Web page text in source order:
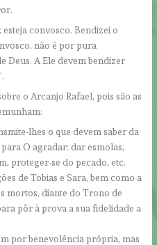
esteja convosco. Bendizei o
não é por pura
Deus. A Ele devem bendizer
o Arcanjo Rafael, pois são as
lhes o que devem saber da
O agradar: dar esmolas,
proteger-se do pecado, etc.
de Tobias e Sara, bem como a
mortos, diante do Trono de
pôr à prova a sua fidelidade a
por benevolência própria, mas